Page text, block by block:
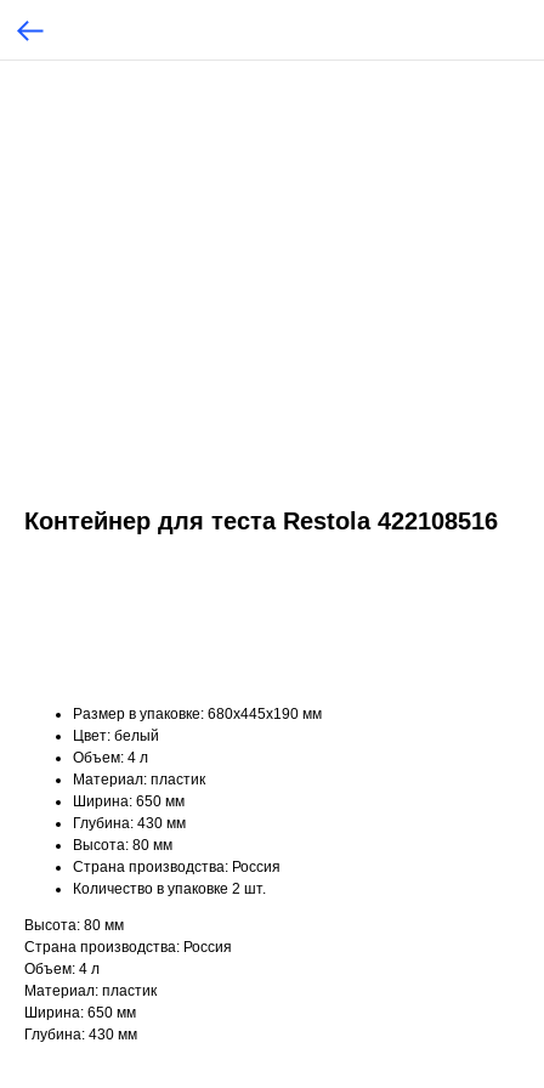
Контейнер для теста Restola 422108516
Размер в упаковке: 680х445х190 мм
Цвет: белый
Объем: 4 л
Материал: пластик
Ширина: 650 мм
Глубина: 430 мм
Высота: 80 мм
Страна производства: Россия
Количество в упаковке 2 шт.
Высота: 80 мм
Страна производства: Россия
Объем: 4 л
Материал: пластик
Ширина: 650 мм
Глубина: 430 мм